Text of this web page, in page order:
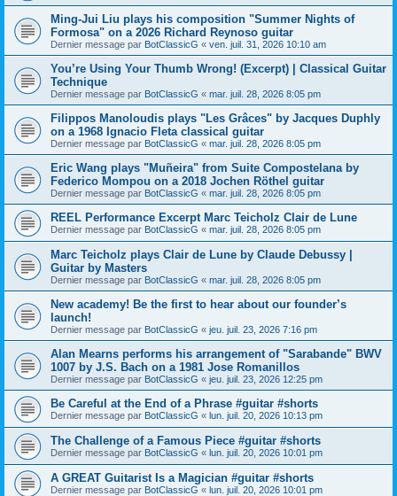
Ming-Jui Liu plays his composition "Summer Nights of
Formosa" on a 2026 Richard Reynoso guitar
Dernier message par BotClassicG « ven. juil. 31, 2026 10:10 am
You’re Using Your Thumb Wrong! (Excerpt) | Classical Guitar
Technique
Dernier message par BotClassicG « mar. juil. 28, 2026 8:05 pm
Filippos Manoloudis plays "Les Grâces" by Jacques Duphly
on a 1968 Ignacio Fleta classical guitar
Dernier message par BotClassicG « mar. juil. 28, 2026 8:05 pm
Eric Wang plays "Muñeira" from Suite Compostelana by
Federico Mompou on a 2018 Jochen Röthel guitar
Dernier message par BotClassicG « mar. juil. 28, 2026 8:05 pm
REEL Performance Excerpt Marc Teicholz Clair de Lune
Dernier message par BotClassicG « mar. juil. 28, 2026 8:05 pm
Marc Teicholz plays Clair de Lune by Claude Debussy |
Guitar by Masters
Dernier message par BotClassicG « mar. juil. 28, 2026 8:05 pm
New academy! Be the first to hear about our founder’s
launch!
Dernier message par BotClassicG « jeu. juil. 23, 2026 7:16 pm
Alan Mearns performs his arrangement of "Sarabande" BWV
1007 by J.S. Bach on a 1981 Jose Romanillos
Dernier message par BotClassicG « jeu. juil. 23, 2026 12:25 pm
Be Careful at the End of a Phrase #guitar #shorts
Dernier message par BotClassicG « lun. juil. 20, 2026 10:13 pm
The Challenge of a Famous Piece #guitar #shorts
Dernier message par BotClassicG « lun. juil. 20, 2026 10:01 pm
A GREAT Guitarist Is a Magician #guitar #shorts
Dernier message par BotClassicG « lun. juil. 20, 2026 10:01 pm